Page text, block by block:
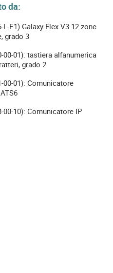
da:
L-E1) Galaxy Flex V3 12 zone
grado 3
00-01): tastiera alfanumerica
grado 2
00-01): Comunicatore
00-10): Comunicatore IP